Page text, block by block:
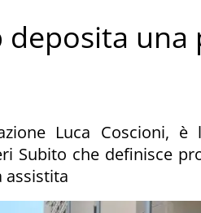
deposita
Luca Coscioni, è
Subito che definisce
assistita